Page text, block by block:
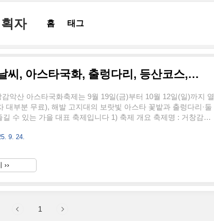
자 홈 태그
거창감악산 국화축제 가을 날씨, 아스타국화, 출렁다리, 등산코스, 둘레길 가볼만한곳
감악산 아스타국화축제는 9월 19일(금)부터 10월 12일(일)까지 열
대부분 무료), 해발 고지대의 보랏빛 아스타 꽃밭과 출렁다리·둘
길 수 있는 가을 대표 축제입니다 1) 축제 개요 축제명 : 거창감악
신원면 감악산 일원 (별바람언덕 / 항노화 웰니스 체험장 인근)입
덕을 물들이는 보랏빛 아스타 국화, 낮의 꽃길과 밤의 라이트업(꽃
고 인근의 출렁다리로 이어지는 스팟이 핵심입니다. 사진·야경·가
9. 24.
››
1